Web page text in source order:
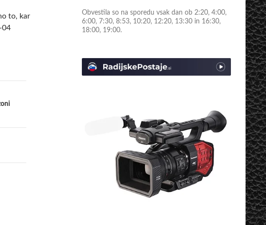
to, kar
04
Obvestila so na sporedu vsak dan ob 2:20, 4:00,
6:00, 7:30, 8:53, 10:20, 12:20, 13:30 in 16:30,
18:00, 19:00.